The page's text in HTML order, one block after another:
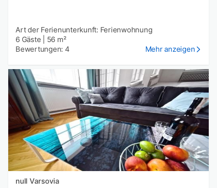
Art der Ferienunterkunft: Ferienwohnung
6 Gäste
56 m²
Bewertungen: 4
Mehr anzeigen
null Varsovia